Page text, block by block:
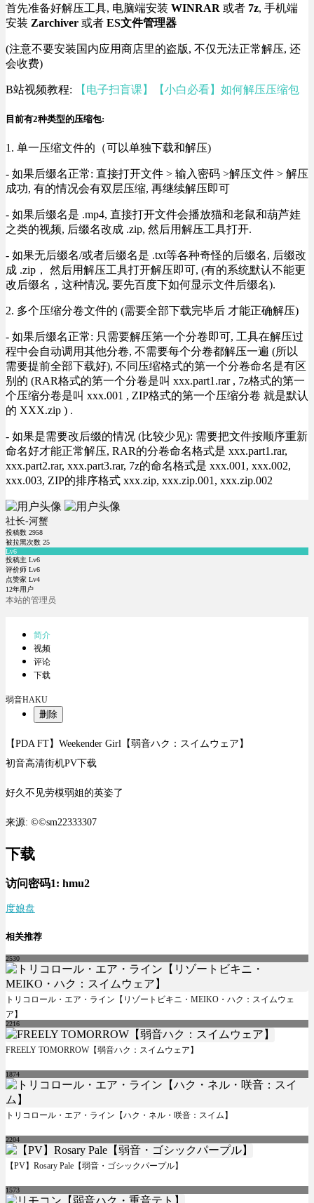
首先准备好解压工具, 电脑端安装 WINRAR 或者 7z, 手机端
安装 Zarchiver 或者 ES文件管理器
(注意不要安装国内应用商店里的盗版, 不仅无法正常解压, 还
会收费)
B站视频教程: 【电子扫盲课】【小白必看】如何解压压缩包
目前有2种类型的压缩包:
1. 单一压缩文件的（可以单独下载和解压)
- 如果后缀名正常: 直接打开文件 > 输入密码 >解压文件 > 解压
成功, 有的情况会有双层压缩, 再继续解压即可
- 如果后缀名是 .mp4, 直接打开文件会播放猫和老鼠和葫芦娃
之类的视频, 后缀名改成 .zip, 然后用解压工具打开.
- 如果无后缀名/或者后缀名是 .txt等各种奇怪的后缀名, 后缀改
成 .zip， 然后用解压工具打开解压即可, (有的系统默认不能更
改后缀名，这种情况, 要先百度下如何显示文件后缀名).
2. 多个压缩分卷文件的 (需要全部下载完毕后 才能正确解压)
- 如果后缀名正常: 只需要解压第一个分卷即可, 工具在解压过
程中会自动调用其他分卷, 不需要每个分卷都解压一遍 (所以
需要提前全部下载好), 不同压缩格式的第一个分卷命名是有区
别的 (RAR格式的第一个分卷是叫 xxx.part1.rar , 7z格式的第一
个压缩分卷是叫 xxx.001 , ZIP格式的第一个压缩分卷 就是默认
的 XXX.zip ) .
- 如果是需要改后缀的情况 (比较少见): 需要把文件按顺序重新
命名好才能正常解压, RAR的分卷命名格式是 xxx.part1.rar,
xxx.part2.rar, xxx.part3.rar, 7z的命名格式是 xxx.001, xxx.002,
xxx.003, ZIP的排序格式 xxx.zip, xxx.zip.001, xxx.zip.002
社长-河蟹
投稿数 2958
被拉黑次数 25
Lv6
投稿主 Lv6
评价师 Lv6
点赞家 Lv4
12年用户
本站的管理员
简介
视频
评论
下载
弱音HAKU
删除
【PDA FT】Weekender Girl【弱音ハク：スイムウェア】
初音高清街机PV下载
好久不见劳模弱姐的英姿了
来源: ©©sm22333307
下载
访问密码1: hmu2
度娘盘
相关推荐
2530
トリコロール・エア・ライン【リゾートビキニ・MEIKO・ハク：スイムウェ
ア】
2216
FREELY TOMORROW【弱音ハク：スイムウェア】
1874
トリコロール・エア・ライン【ハク・ネル・咲音：スイム】
2204
【PV】Rosary Pale【弱音・ゴシックパープル】
1573